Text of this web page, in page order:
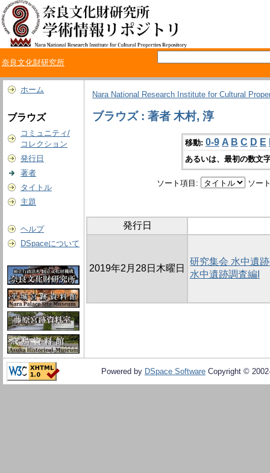
奈良文化財研究所
ホーム
ブラウズ
コミュニティ/
コレクション
発行日
著者
タイトル
主題
ヘルプ
DSpaceについて
Nara National Research Institute for Cultural
ブラウズ : 著者 木村, 淳
移動: 0-9 A B C D E
あるいは、最初の数文
ソート項目: ソー
発行日
2019年2月28日木曜日
研究集会 水中遺
水中遺跡調査編I
Powered by DSpace Software Copyright ©